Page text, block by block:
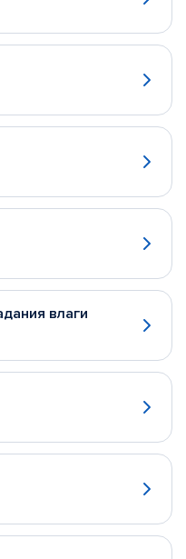
влаги